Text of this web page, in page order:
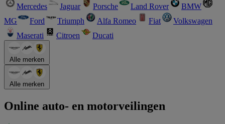
Mercedes Jaguar Porsche Land Rover
BMW
MG
Ford Triumph Alfa Romeo Fiat
Volkswagen
Maserati
Citroen Ducati
Alle merken
Alle merken
Online auto- en motorveilingen